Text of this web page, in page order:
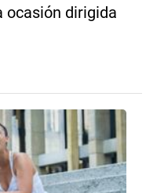
ocasión dirigida